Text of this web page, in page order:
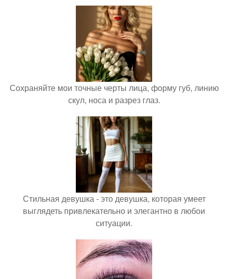
Сохраняйте мои точные черты лица, форму губ, линию
скул, носа и разрез глаз.
Стильная девушка - это девушка, которая умеет
выглядеть привлекательно и элегантно в любои
ситуации.